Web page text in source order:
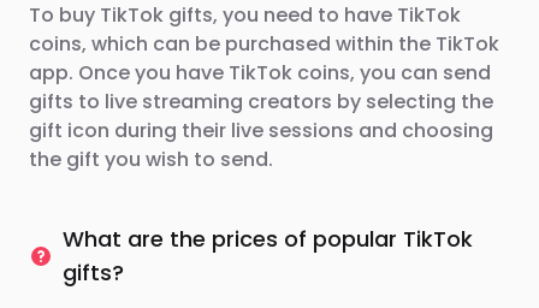
To buy TikTok gifts, you need to have TikTok
coins, which can be purchased within the TikTok
app. Once you have TikTok coins, you can send
gifts to live streaming creators by selecting the
gift icon during their live sessions and choosing
the gift you wish to send.
What are the prices of popular TikTok
gifts?